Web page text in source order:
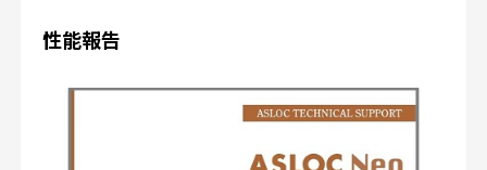
性能報告